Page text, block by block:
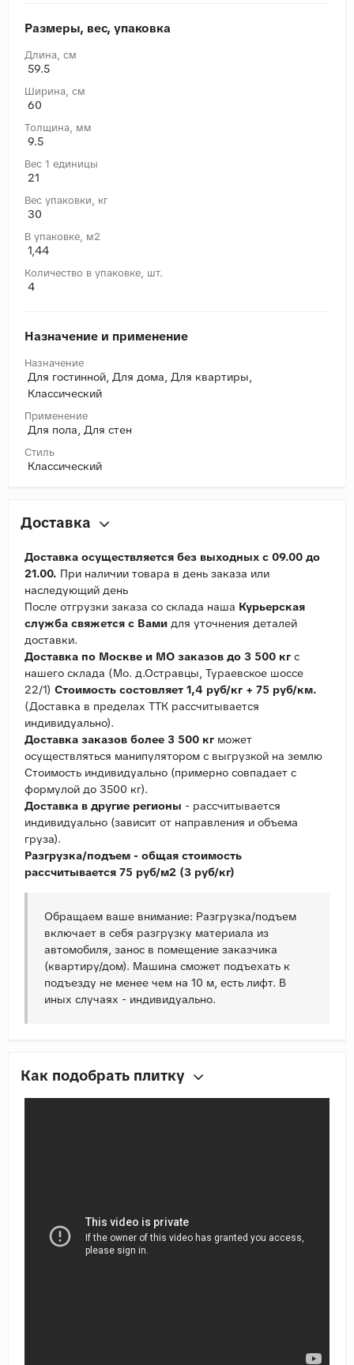
Размеры, вес, упаковка
Длина, cм
59.5
Ширина, cм
60
Толщина, мм
9.5
Вес 1 единицы
21
Вес упаковки, кг
30
В упаковке, м2
1,44
Количество в упаковке, шт.
4
Назначение и применение
Назначение
Для гостинной, Для дома, Для квартиры,
Классический
Применение
Для пола, Для стен
Стиль
Классический
Доставка
Доставка осуществляется без выходных с 09.00 до
21.00. При наличии товара в день заказа или
наследующий день
После отгрузки заказа со склада наша Курьерская
служба свяжется с Вами для уточнения деталей
доставки.
Доставка по Москве и МО заказов до 3 500 кг с
нашего склада (Мо. д.Остравцы, Тураевское шоссе
22/1) Стоимость состовляет 1,4 руб/кг + 75 руб/км.
(Доставка в пределах ТТК рассчитывается
индивидуально).
Доставка заказов более 3 500 кг может
осуществляться манипулятором с выгрузкой на землю
Стоимость индивидуально (примерно совпадает с
формулой до 3500 кг).
Доставка в другие регионы - рассчитывается
индивидуально (зависит от направления и объема
груза).
Разгрузка/подъем - общая стоимость
рассчитывается 75 руб/м2 (3 руб/кг)
Обращаем ваше внимание: Разгрузка/подъем
включает в себя разгрузку материала из
автомобиля, занос в помещение заказчика
(квартиру/дом). Машина сможет подъехать к
подъезду не менее чем на 10 м, есть лифт. В
иных случаях - индивидуально.
Как подобрать плитку